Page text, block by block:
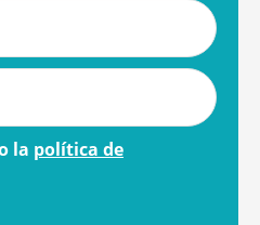
la política de